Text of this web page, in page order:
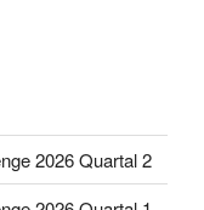
2026 Quartal 2